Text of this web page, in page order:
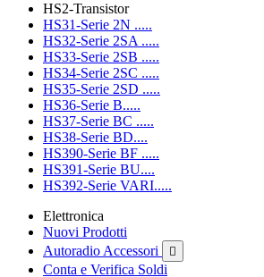
HS2-Transistor
HS31-Serie 2N .....
HS32-Serie 2SA .....
HS33-Serie 2SB .....
HS34-Serie 2SC .....
HS35-Serie 2SD .....
HS36-Serie B.....
HS37-Serie BC .....
HS38-Serie BD....
HS390-Serie BF .....
HS391-Serie BU....
HS392-Serie VARI.....
Elettronica
Nuovi Prodotti
Autoradio Accessori

Conta e Verifica Soldi